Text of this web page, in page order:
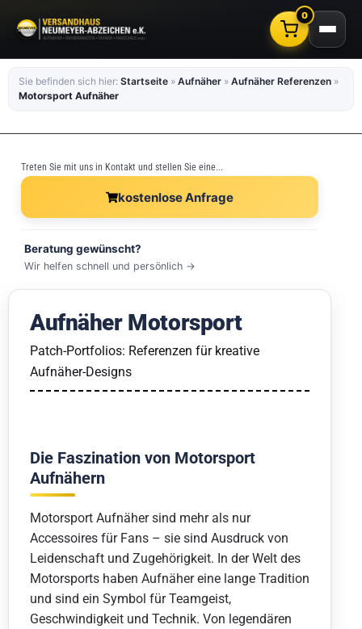
0
Sie befinden sich hier: Startseite » Aufnäher » Aufnäher Referenzen »
Motorsport Aufnäher
Treten Sie mit uns in Kontakt und stellen Sie eine...
kostenlose Anfrage
Beratung gewünscht?
Wir helfen schnell und persönlich →
Aufnäher Motorsport
Patch-Portfolios: Referenzen für kreative
Aufnäher-Designs
Die Faszination von Motorsport
Aufnähern
Motorsport Aufnäher sind mehr als nur
Accessoires für Fans – sie sind Ausdruck von
Leidenschaft und Zugehörigkeit. In der Welt des
Motorsports haben Aufnäher eine lange Tradition
und sind ein Symbol für Teamgeist,
Geschwindigkeit und Technik. Von legendären